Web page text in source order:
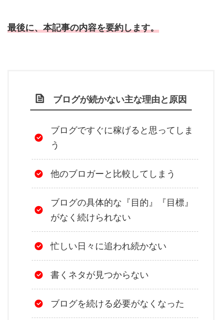
最後に、本記事の内容を要約します。
ブログが続かない主な理由と原因
ブログですぐに稼げると思ってしま
う
他のブロガーと比較してしまう
ブログの具体的な『目的』『目標』
がなく続けられない
忙しい日々に追われ続かない
書くネタが見つからない
ブログを続ける必要がなくなった